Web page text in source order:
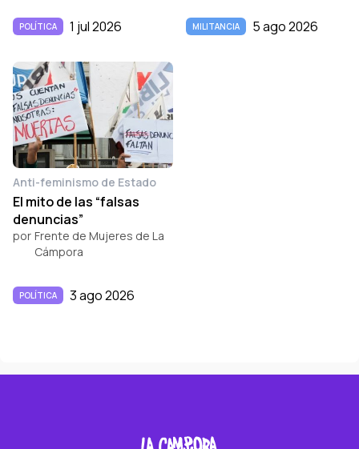
POLÍTICA 1 jul 2026 MILITANCIA 5 ago 2026
Anti-feminismo de Estado
El mito de las “falsas
denuncias”
por Frente de Mujeres de La
Cámpora
POLÍTICA 3 ago 2026